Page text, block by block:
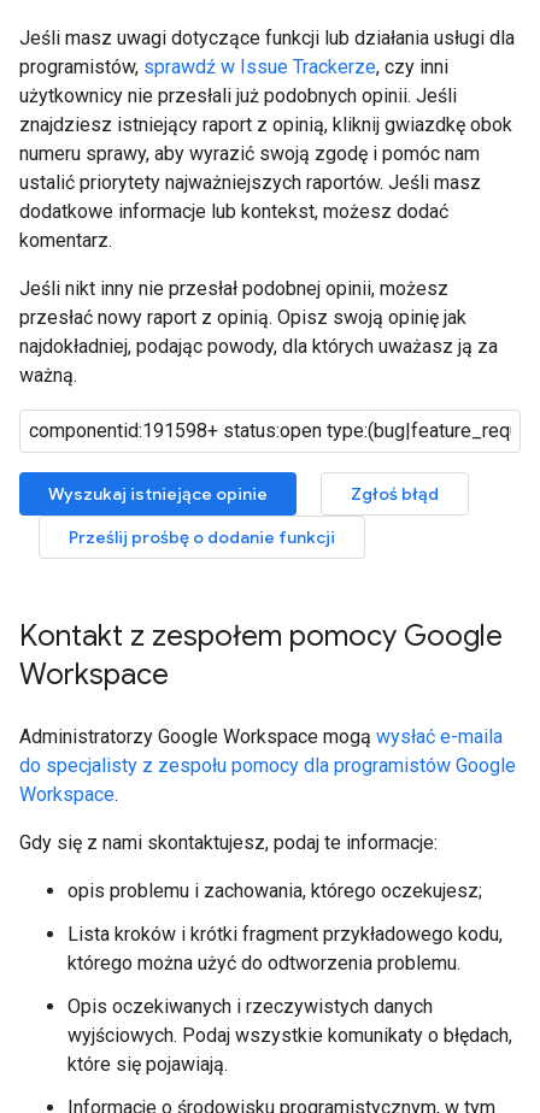
Jeśli masz uwagi dotyczące funkcji lub działania usługi dla
programistów, sprawdź w Issue Trackerze, czy inni
użytkownicy nie przesłali już podobnych opinii. Jeśli
znajdziesz istniejący raport z opinią, kliknij gwiazdkę obok
numeru sprawy, aby wyrazić swoją zgodę i pomóc nam
ustalić priorytety najważniejszych raportów. Jeśli masz
dodatkowe informacje lub kontekst, możesz dodać
komentarz.
Jeśli nikt inny nie przesłał podobnej opinii, możesz
przesłać nowy raport z opinią. Opisz swoją opinię jak
najdokładniej, podając powody, dla których uważasz ją za
ważną.
Wyszukaj istniejące opinie
Zgłoś błąd
Prześlij prośbę o dodanie funkcji
Kontakt z zespołem pomocy Google
Workspace
Administratorzy Google Workspace mogą wysłać e-maila
do specjalisty z zespołu pomocy dla programistów Google
Workspace.
Gdy się z nami skontaktujesz, podaj te informacje:
opis problemu i zachowania, którego oczekujesz;
Lista kroków i krótki fragment przykładowego kodu,
którego można użyć do odtworzenia problemu.
Opis oczekiwanych i rzeczywistych danych
wyjściowych. Podaj wszystkie komunikaty o błędach,
które się pojawiają.
Informacje o środowisku programistycznym, w tym